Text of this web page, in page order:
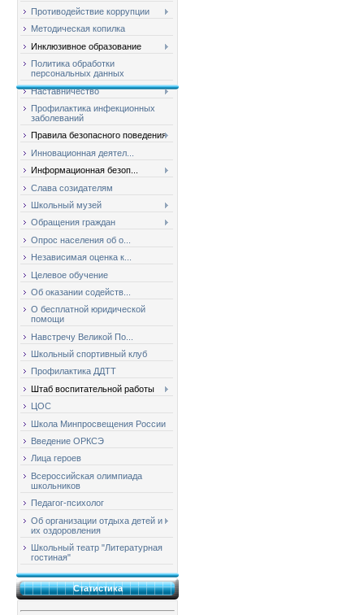
Противодействие коррупции
Методическая копилка
Инклюзивное образование
Политика обработки
персональных данных
Наставничество
Профилактика инфекционных
заболеваний
Правила безопасного поведения
Инновационная деятел...
Информационная безоп...
Слава созидателям
Школьный музей
Обращения граждан
Опрос населения об о...
Независимая оценка к...
Целевое обучение
Об оказании содейств...
О бесплатной юридической
помощи
Навстречу Великой По...
Школьный спортивный клуб
Профилактика ДДТТ
Штаб воспитательной работы
ЦОС
Школа Минпросвещения России
Введение ОРКСЭ
Лица героев
Всероссийская олимпиада
школьников
Педагог-психолог
Об организации отдыха детей и
их оздоровления
Школьный театр "Литературная
гостиная"
Статистика